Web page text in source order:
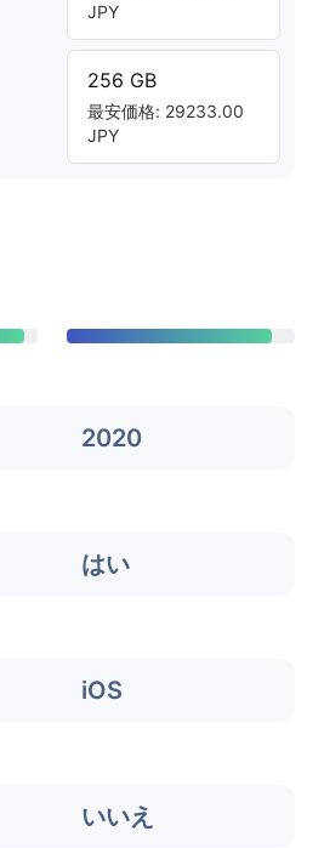
JPY
256 GB
最安価格: 29233.00
JPY
2020
はい
iOS
いいえ